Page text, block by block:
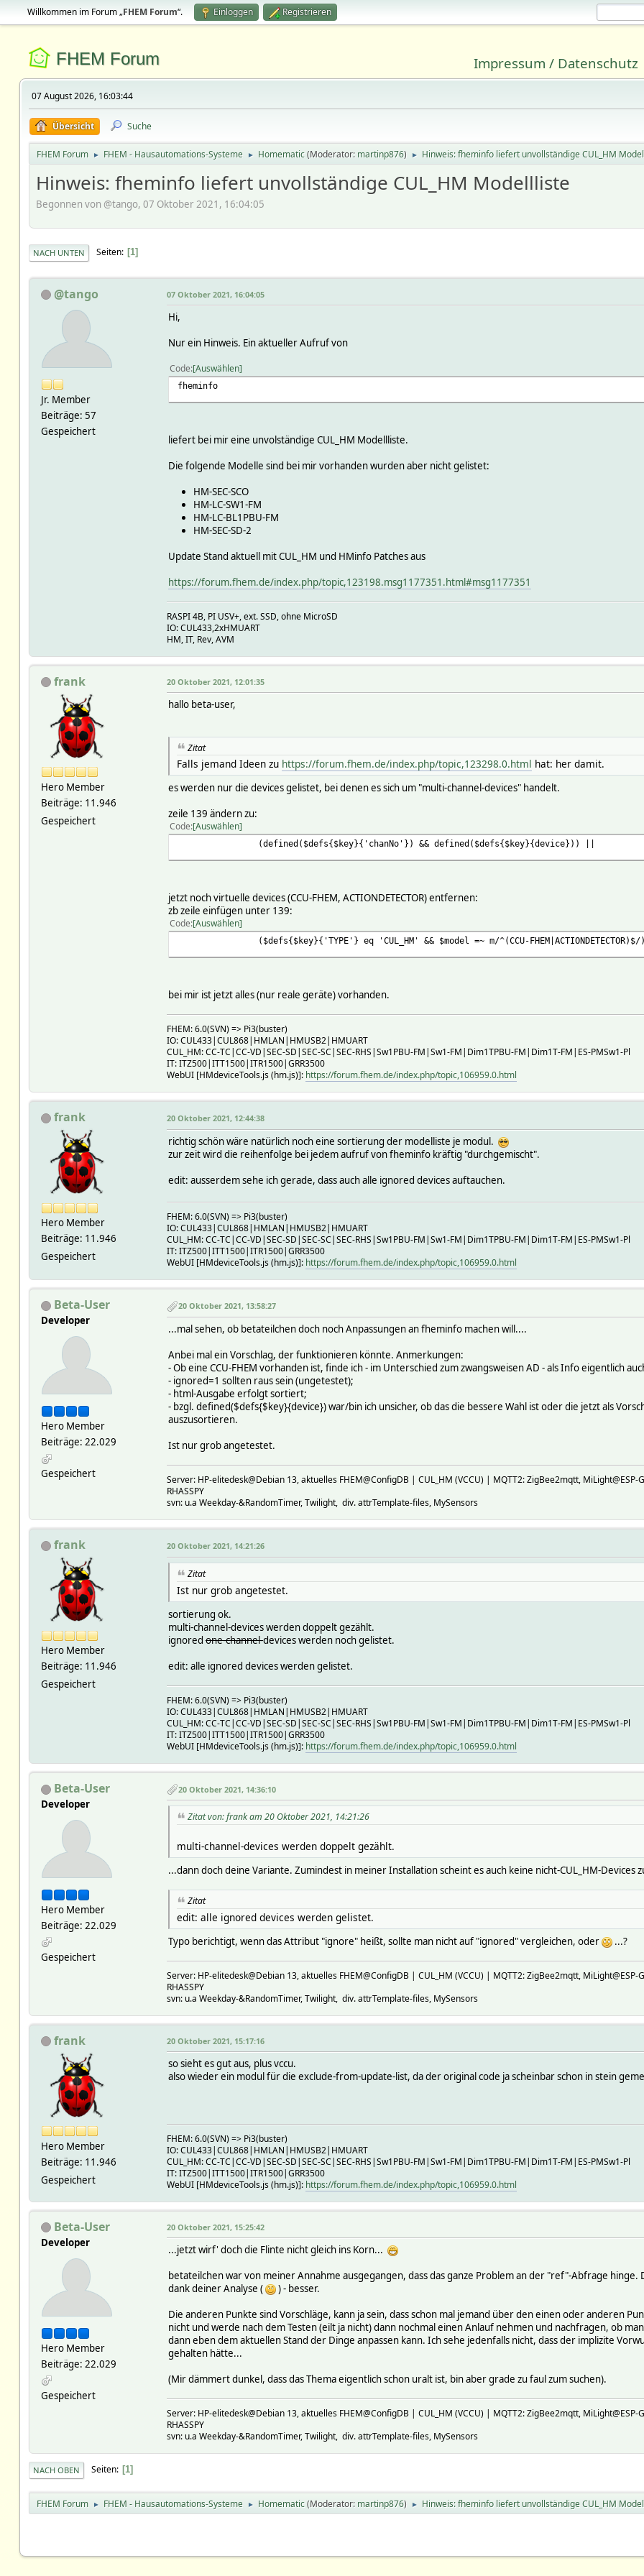
Willkommen im Forum „FHEM Forum“. Einloggen Registrieren
FHEM Forum Impressum / Datenschutz
07 August 2026, 16:03:44
Übersicht Suche
FHEM Forum ► FHEM - Hausautomations-Systeme ► Homematic(Moderator: martinp876) ► Hinweis: fheminfo liefert unvollständige CUL_HM
Hinweis: fheminfo liefert unvollständige CUL_HM Modellliste
Begonnen von @tango, 07 Oktober 2021, 16:04:05
NACH UNTEN Seiten 1
@tango
Jr. Member
Beiträge: 57
Gespeichert
07 Oktober 2021, 16:04:05
Hi,
Nur ein Hinweis. Ein aktueller Aufruf von
Code Auswählen
fheminfo
liefert bei mir eine unvolständige CUL_HM Modellliste.
Die folgende Modelle sind bei mir vorhanden wurden aber nicht gelistet:
HM-SEC-SCO
HM-LC-SW1-FM
HM-LC-BL1PBU-FM
HM-SEC-SD-2
Update Stand aktuell mit CUL_HM und HMinfo Patches aus
https://forum.fhem.de/index.php/topic,123198.msg1177351.html#msg1177351
RASPI 4B, PI USV+, ext. SSD, ohne MicroSD
IO: CUL433,2xHMUART
HM, IT, Rev, AVM
frank
Hero Member
Beiträge: 11.946
Gespeichert
20 Oktober 2021, 12:01:35
hallo beta-user,
Zitat
Falls jemand Ideen zu https://forum.fhem.de/index.php/topic,123298.0.html hat: her damit.
es werden nur die devices gelistet, bei denen es sich um "multi-channel-devices" handelt.
zeile 139 ändern zu:
Code Auswählen
(defined($defs{$key}{'chanNo'}) && defined($defs{$key}{device})) ||
jetzt noch virtuelle devices (CCU-FHEM, ACTIONDETECTOR) entfernen:
zb zeile einfügen unter 139:
Code Auswählen
($defs{$key}{'TYPE'} eq 'CUL_HM' && $model =~ m/^(CCU-FHEM|ACTIONDETECTOR)$/
bei mir ist jetzt alles (nur reale geräte) vorhanden.
FHEM: 6.0(SVN) => Pi3(buster)
IO: CUL433|CUL868|HMLAN|HMUSB2|HMUART
CUL_HM: CC-TC|CC-VD|SEC-SD|SEC-SC|SEC-RHS|Sw1PBU-FM|Sw1-FM|Dim1TPBU-FM|Dim1T-FM|ES-PMSw1-Pl
IT: ITZ500|ITT1500|ITR1500|GRR3500
WebUI [HMdeviceTools.js (hm.js)]: https://forum.fhem.de/index.php/topic,106959.0.html
frank
Hero Member
Beiträge: 11.946
Gespeichert
20 Oktober 2021, 12:44:38
richtig schön wäre natürlich noch eine sortierung der modelliste je modul.
zur zeit wird die reihenfolge bei jedem aufruf von fheminfo kräftig "durchgemischt".
edit: ausserdem sehe ich gerade, dass auch alle ignored devices auftauchen.
FHEM: 6.0(SVN) => Pi3(buster)
IO: CUL433|CUL868|HMLAN|HMUSB2|HMUART
CUL_HM: CC-TC|CC-VD|SEC-SD|SEC-SC|SEC-RHS|Sw1PBU-FM|Sw1-FM|Dim1TPBU-FM|Dim1T-FM|ES-PMSw1-Pl
IT: ITZ500|ITT1500|ITR1500|GRR3500
WebUI [HMdeviceTools.js (hm.js)]: https://forum.fhem.de/index.php/topic,106959.0.html
Beta-User
Developer
Hero Member
Beiträge: 22.029
Gespeichert
20 Oktober 2021, 13:58:27
...mal sehen, ob betateilchen doch noch Anpassungen an fheminfo machen will....
Anbei mal ein Vorschlag, der funktionieren könnte. Anmerkungen:
- Ob eine CCU-FHEM vorhanden ist, finde ich - im Unterschied zum zwangsweisen AD - als Info eigentlich
- ignored=1 sollten raus sein (ungetestet);
- html-Ausgabe erfolgt sortiert;
- bzgl. defined($defs{$key}{device}) war/bin ich unsicher, ob das die bessere Wahl ist oder die jetzt als
auszusortieren.
Ist nur grob angetestet.
Server: HP-elitedesk@Debian 13, aktuelles FHEM@ConfigDB | CUL_HM (VCCU) | MQTT2: ZigBee2mqtt,
RHASSPY
svn: u.a Weekday-&RandomTimer, Twilight, div. attrTemplate-files, MySensors
frank
Hero Member
Beiträge: 11.946
Gespeichert
20 Oktober 2021, 14:21:26
Zitat
Ist nur grob angetestet.
sortierung ok.
multi-channel-devices werden doppelt gezählt.
ignoredone-channel-devices werden noch gelistet.
edit: alle ignored devices werden gelistet.
FHEM: 6.0(SVN) => Pi3(buster)
IO: CUL433|CUL868|HMLAN|HMUSB2|HMUART
CUL_HM: CC-TC|CC-VD|SEC-SD|SEC-SC|SEC-RHS|Sw1PBU-FM|Sw1-FM|Dim1TPBU-FM|Dim1T-FM|ES-PMSw1-Pl
IT: ITZ500|ITT1500|ITR1500|GRR3500
WebUI [HMdeviceTools.js (hm.js)]: https://forum.fhem.de/index.php/topic,106959.0.html
Beta-User
Developer
Hero Member
Beiträge: 22.029
Gespeichert
20 Oktober 2021, 14:36:10
Zitat von: frank am 20 Oktober 2021, 14:21:26
multi-channel-devices werden doppelt gezählt.
...dann doch deine Variante. Zumindest in meiner Installation scheint es auch keine nicht-CUL_HM-
Zitat
edit: alle ignored devices werden gelistet.
Typo berichtigt, wenn das Attribut "ignore" heißt, sollte man nicht auf "ignored" vergleichen, oder ...?
Server: HP-elitedesk@Debian 13, aktuelles FHEM@ConfigDB | CUL_HM (VCCU) | MQTT2: ZigBee2mqtt,
RHASSPY
svn: u.a Weekday-&RandomTimer, Twilight, div. attrTemplate-files, MySensors
frank
Hero Member
Beiträge: 11.946
Gespeichert
20 Oktober 2021, 15:17:16
so sieht es gut aus, plus vccu.
also wieder ein modul für die exclude-from-update-list, da der original code ja scheinbar schon in stein
FHEM: 6.0(SVN) => Pi3(buster)
IO: CUL433|CUL868|HMLAN|HMUSB2|HMUART
CUL_HM: CC-TC|CC-VD|SEC-SD|SEC-SC|SEC-RHS|Sw1PBU-FM|Sw1-FM|Dim1TPBU-FM|Dim1T-FM|ES-PMSw1-Pl
IT: ITZ500|ITT1500|ITR1500|GRR3500
WebUI [HMdeviceTools.js (hm.js)]: https://forum.fhem.de/index.php/topic,106959.0.html
Beta-User
Developer
Hero Member
Beiträge: 22.029
Gespeichert
20 Oktober 2021, 15:25:42
...jetzt wirf' doch die Flinte nicht gleich ins Korn...
betateilchen war von meiner Annahme ausgegangen, dass das ganze Problem an der "ref"-Abfrage hinge.
dank deiner Analyse (
) - besser.
Die anderen Punkte sind Vorschläge, kann ja sein, dass schon mal jemand über den einen oder anderen
nicht und werde nach dem Testen (eilt ja nicht) dann nochmal einen Anlauf nehmen und nachfragen, ob
dann eben dem aktuellen Stand der Dinge anpassen kann. Ich sehe jedenfalls nicht, dass der implizite
gehalten hätte...
(Mir dämmert dunkel, dass das Thema eigentlich schon uralt ist, bin aber grade zu faul zum suchen).
Server: HP-elitedesk@Debian 13, aktuelles FHEM@ConfigDB | CUL_HM (VCCU) | MQTT2: ZigBee2mqtt,
RHASSPY
svn: u.a Weekday-&RandomTimer, Twilight, div. attrTemplate-files, MySensors
NACH OBEN Seiten 1
FHEM Forum ► FHEM - Hausautomations-Systeme ► Homematic(Moderator: martinp876) ► Hinweis: fheminfo liefert unvollständige CUL_HM